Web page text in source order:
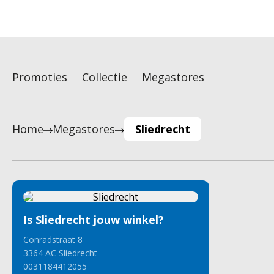
Promoties Collectie Megastores
Home Megastores Sliedrecht
Is Sliedrecht jouw winkel?
Conradstraat 8
3364 AC Sliedrecht
0031184412055